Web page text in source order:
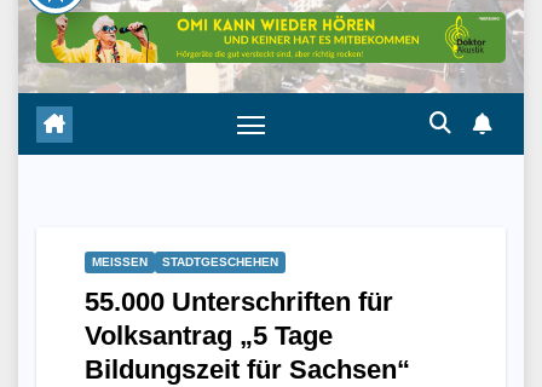
MEISSEN STADTGESCHEHEN
55.000 Unterschriften für
Volksantrag „5 Tage
Bildungszeit für Sachsen“